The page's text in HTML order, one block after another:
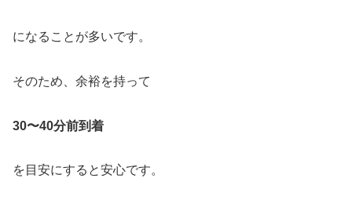
になることが多いです。
そのため、余裕を持って
30〜40分前到着
を目安にすると安心です。